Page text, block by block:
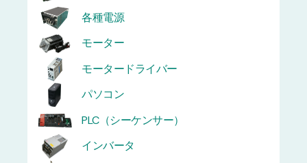
各種電源
モーター
モータードライバー
パソコン
PLC（シーケンサー）
インバータ